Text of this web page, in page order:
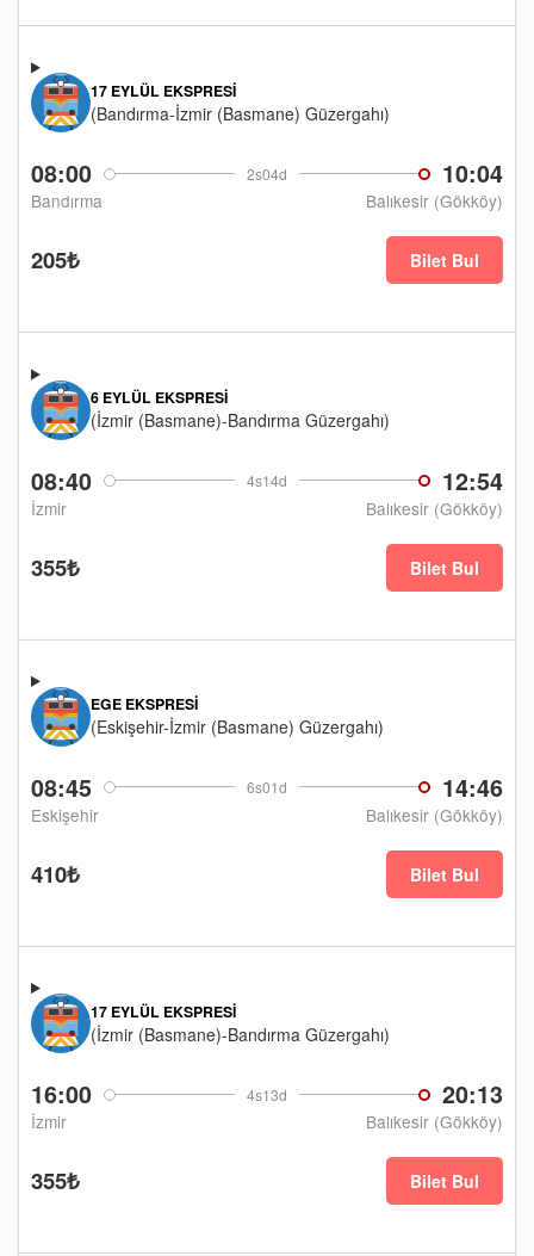
08:00 2s04d 10:04
Bandırma Balıkesir (Gökköy)
17 EYLÜL EKSPRESI
(Bandırma-İzmir (Basmane) Güzergahı)
205₺ Bilet Bul
08:40 4s14d 12:54
İzmir Balıkesir (Gökköy)
6 EYLÜL EKSPRESI
(İzmir (Basmane)-Bandırma Güzergahı)
355₺ Bilet Bul
08:45 6s01d 14:46
Eskişehir Balıkesir (Gökköy)
EGE EKSPRESI
(Eskişehir-İzmir (Basmane) Güzergahı)
410₺ Bilet Bul
16:00 4s13d 20:13
İzmir Balıkesir (Gökköy)
17 EYLÜL EKSPRESI
(İzmir (Basmane)-Bandırma Güzergahı)
355₺ Bilet Bul